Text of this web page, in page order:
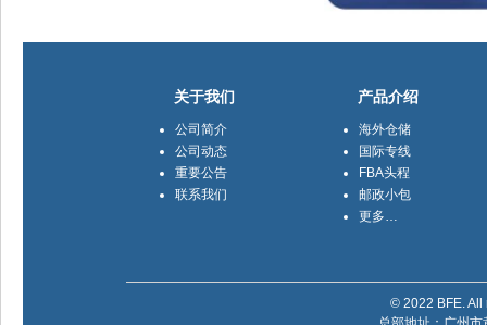
关于我们
公司简介
公司动态
重要公告
联系我们
产品介绍
海外仓储
国际专线
FBA头程
邮政小包
更多…
© 2022 BFE.